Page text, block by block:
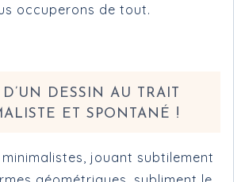
occuperons de tout.
D’UN DESSIN AU TRAIT
ET SPONTANÉ !
minimalistes, jouant subtilement